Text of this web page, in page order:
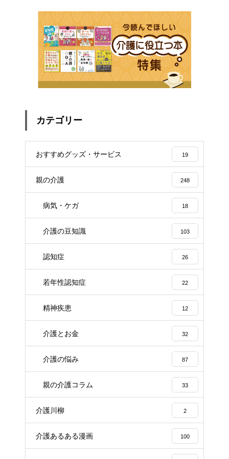
カテゴリー
おすすめグッズ・サービス 19
親の介護 248
病気・ケガ 18
介護の豆知識 103
認知症 26
若年性認知症 22
精神疾患 12
介護とお金 32
介護の悩み 87
親の介護コラム 33
介護川柳 2
介護あるある漫画 100